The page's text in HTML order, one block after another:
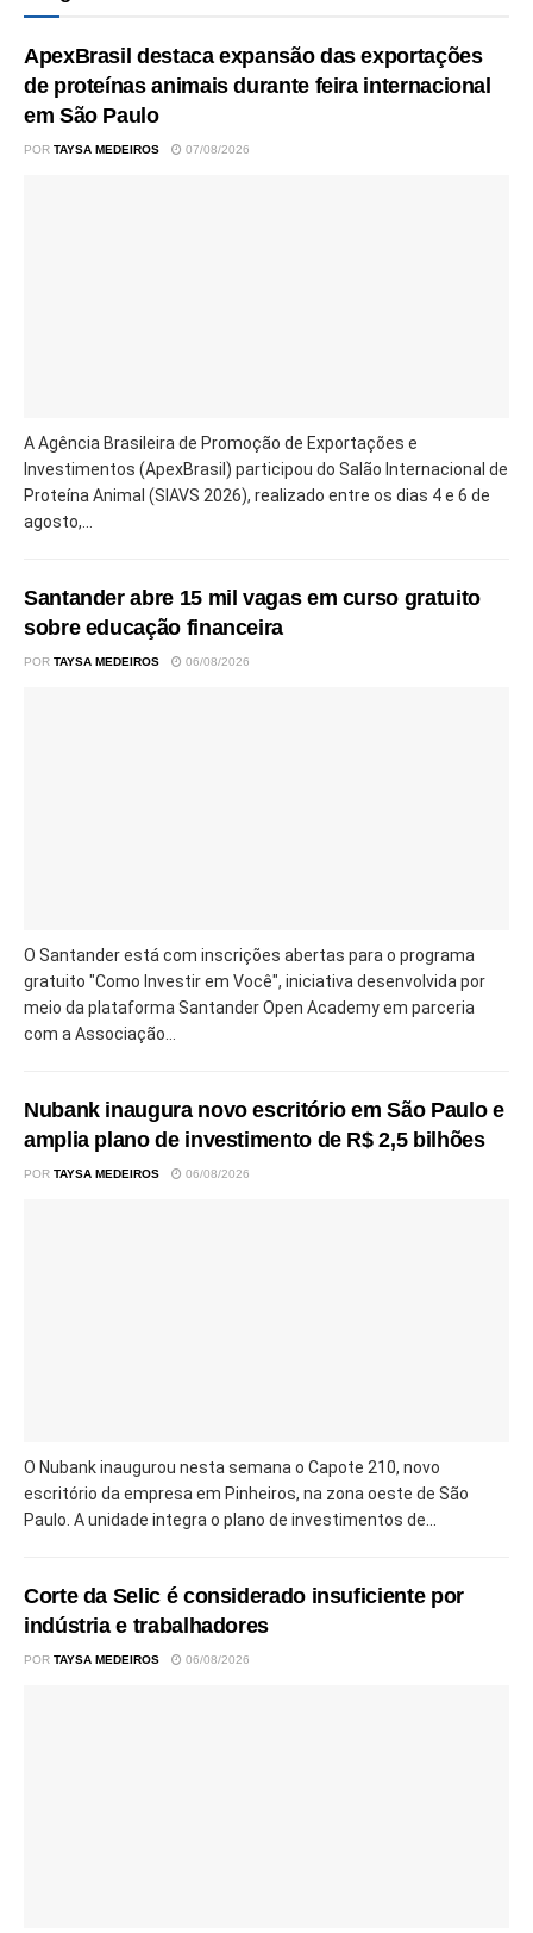
ApexBrasil destaca expansão das exportações
de proteínas animais durante feira internacional
em São Paulo
POR TAYSA MEDEIROS 07/08/2026
A Agência Brasileira de Promoção de Exportações e
Investimentos (ApexBrasil) participou do Salão Internacional de
Proteína Animal (SIAVS 2026), realizado entre os dias 4 e 6 de
agosto,...
Santander abre 15 mil vagas em curso gratuito
sobre educação financeira
POR TAYSA MEDEIROS 06/08/2026
O Santander está com inscrições abertas para o programa
gratuito "Como Investir em Você", iniciativa desenvolvida por
meio da plataforma Santander Open Academy em parceria
com a Associação...
Nubank inaugura novo escritório em São Paulo e
amplia plano de investimento de R$ 2,5 bilhões
POR TAYSA MEDEIROS 06/08/2026
O Nubank inaugurou nesta semana o Capote 210, novo
escritório da empresa em Pinheiros, na zona oeste de São
Paulo. A unidade integra o plano de investimentos de...
Corte da Selic é considerado insuficiente por
indústria e trabalhadores
POR TAYSA MEDEIROS 06/08/2026